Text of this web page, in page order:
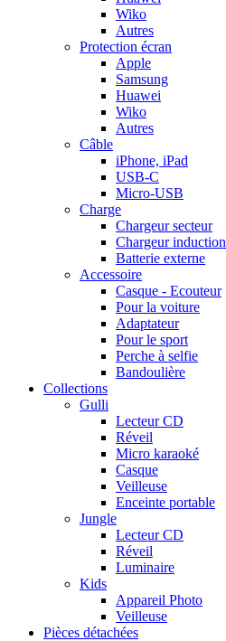
Wiko
Autres
Protection écran
Apple
Samsung
Huawei
Wiko
Autres
Câble
iPhone, iPad
USB-C
Micro-USB
Charge
Chargeur secteur
Chargeur induction
Batterie externe
Accessoire
Casque - Ecouteur
Pour la voiture
Adaptateur
Pour le sport
Perche à selfie
Bandoulière
Collections
Gulli
Lecteur CD
Réveil
Micro karaoké
Casque
Veilleuse
Enceinte portable
Jungle
Lecteur CD
Réveil
Luminaire
Kids
Appareil Photo
Veilleuse
Pièces détachées